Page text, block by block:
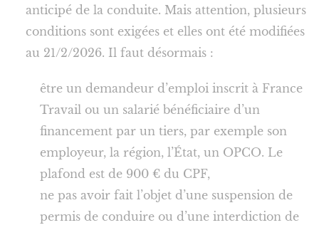
anticipé de la conduite. Mais attention, plusieurs
conditions sont exigées et elles ont été modifiées
au 21/2/2026. Il faut désormais :
être un demandeur d’emploi inscrit à France
Travail ou un salarié bénéficiaire d’un
financement par un tiers, par exemple son
employeur, la région, l’État, un OPCO. Le
plafond est de 900 € du CPF,
ne pas avoir fait l’objet d’une suspension de
permis de conduire ou d’une interdiction de